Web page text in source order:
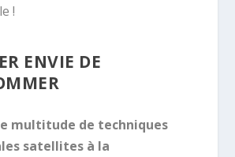
!
ENVIE DE
multitude de techniques
satellites à la